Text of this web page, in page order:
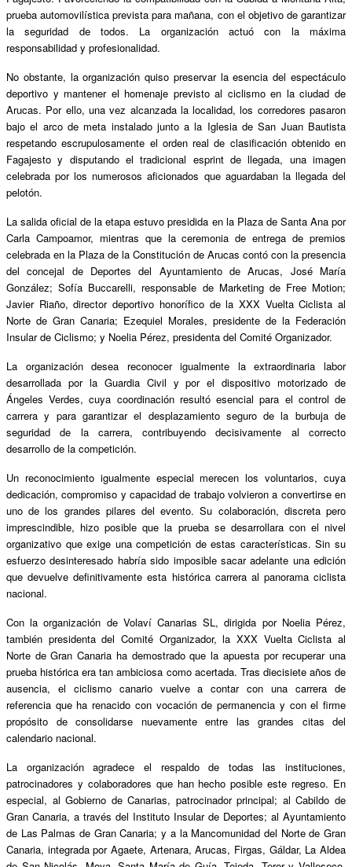
prueba automovilística prevista para mañana, con el objetivo de garantizar
la seguridad de todos. La organización actuócon la máxima
responsabilidad y profesionalidad.
No obstante, la organización quiso preservar la esencia del espectáculo
deportivo y mantener el homenaje previsto al ciclismo en la ciudad de
Arucas. Por ello, una vez alcanzada la localidad, los corredores pasaron
bajo el arco de meta instalado junto a la Iglesia de San Juan Bautista
respetando escrupulosamente el orden real de clasificación obtenido en
Fagajesto y disputando el tradicional esprint de llegada, una imagen
celebrada por los numerosos aficionados que aguardaban la llegada del
pelotón.
La salida oficial de la etapa estuvo presidida en la Plaza de Santa Ana por
Carla Campoamor, mientras que la ceremonia de entrega de premios
celebrada en la Plaza de la Constitución de Arucas contó con la presencia
del concejal de Deportes del Ayuntamiento de Arucas, José María
González; Sofía Buccarelli, responsable de Marketing de Free Motion;
Javier Riaño, director deportivo honorífico de la XXX Vuelta Ciclista al
Norte de Gran Canaria; Ezequiel Morales, presidente de la Federación
Insular de Ciclismo; y Noelia Pérez, presidenta del Comité Organizador.
La organización desea reconocer igualmente la extraordinaria labor
desarrollada por la Guardia Civil y por el dispositivo motorizado de
Ángeles Verdes, cuya coordinación resultóesencial para el control de
carrera y para garantizar el desplazamiento seguro de la burbuja de
seguridad de la carrera, contribuyendo decisivamente al correcto
desarrollo de la competición.
Un reconocimiento igualmente especial merecen los voluntarios, cuya
dedicación, compromiso y capacidad de trabajo volvieron a convertirse en
uno de los grandes pilares del evento. Su colaboración, discreta pero
imprescindible, hizo posible que la prueba se desarrollara con el nivel
organizativo que exige una competición de estas características. Sin su
esfuerzo desinteresado habría sido imposible sacar adelante una edición
que devuelve definitivamente esta histórica carrera al panorama ciclista
nacional.
Con la organización de VolavíCanarias SL, dirigida por Noelia Pérez,
también presidenta del Comité Organizador, la XXX Vuelta Ciclista al
Norte de Gran Canaria ha demostrado que la apuesta por recuperar una
prueba histórica era tan ambiciosa como acertada. Tras diecisiete años de
ausencia, el ciclismo canario vuelve a contar con una carrera de
referencia que ha renacido con vocación de permanencia y con el firme
propósito de consolidarse nuevamente entre las grandes citas del
calendario nacional.
La organización agradece el respaldo de todas las instituciones,
patrocinadores y colaboradores que han hecho posible este regreso. En
especial, al Gobierno de Canarias, patrocinador principal; al Cabildo de
Gran Canaria, a través del Instituto Insular de Deportes; al Ayuntamiento
de Las Palmas de Gran Canaria; y a la Mancomunidad del Norte de Gran
Canaria, integrada por Agaete, Artenara, Arucas, Firgas, Gáldar, La Aldea